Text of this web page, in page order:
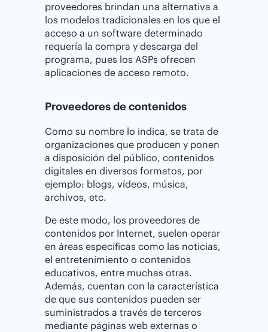
proveedores brindan una alternativa a
los modelos tradicionales en los que el
acceso a un software determinado
requería la compra y descarga del
programa, pues los ASPs ofrecen
aplicaciones de acceso remoto.
Proveedores de contenidos
Como su nombre lo indica, se trata de
organizaciones que producen y ponen
a disposición del público, contenidos
digitales en diversos formatos, por
ejemplo: blogs, vídeos, música,
archivos, etc.
De este modo, los proveedores de
contenidos por Internet, suelen operar
en áreas específicas como las noticias,
el entretenimiento o contenidos
educativos, entre muchas otras.
Además, cuentan con la característica
de que sus contenidos pueden ser
suministrados a través de terceros
mediante páginas web externas o